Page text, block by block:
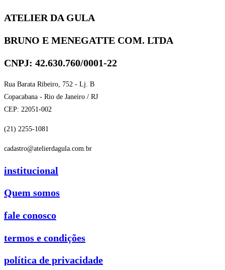
ATELIER DA GULA
BRUNO E MENEGATTE COM. LTDA
CNPJ: 42.630.760/0001-22
Rua Barata Ribeiro, 752 - Lj. B
Copacabana - Rio de Janeiro / RJ
CEP: 22051-002
(21) 2255-1081
cadastro@atelierdagula.com.br
institucional
Quem somos
fale conosco
termos e condições
política de privacidade